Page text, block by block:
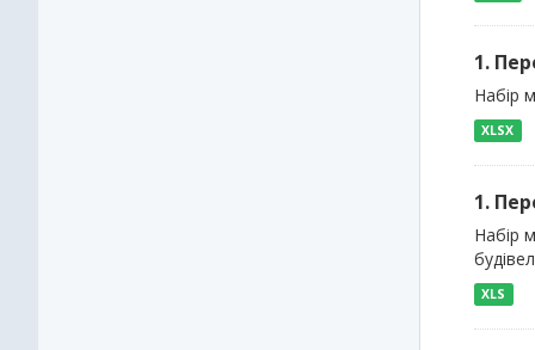
1.
Набір
XLSX
1.
Набір
XLS